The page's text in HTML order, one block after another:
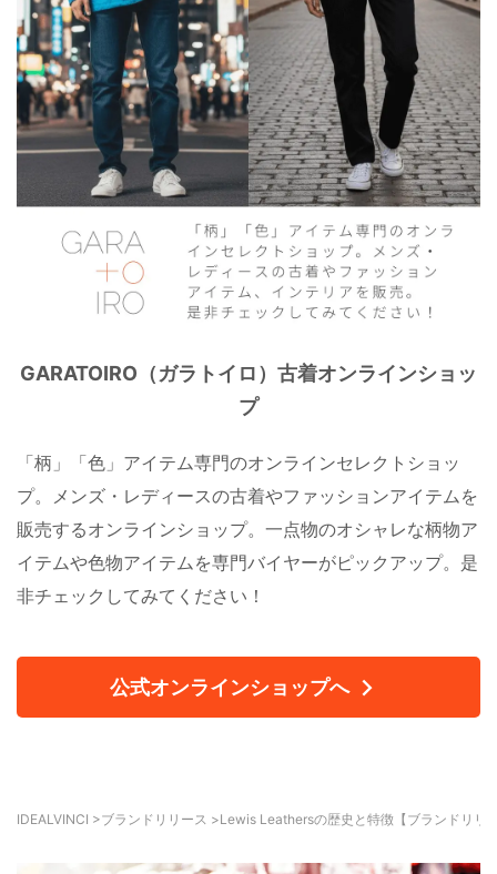
GARATOIRO（ガラトイロ）古着オンラインショッ
プ
「柄」「色」アイテム専門のオンラインセレクトショッ
プ。メンズ・レディースの古着やファッションアイテムを
販売するオンラインショップ。一点物のオシャレな柄物ア
イテムや色物アイテムを専門バイヤーがピックアップ。是
非チェックしてみてください！
公式オンラインショップへ
IDEALVINCI >ブランドリリース >Lewis Leathersの歴史と特徴【ブランドリリ